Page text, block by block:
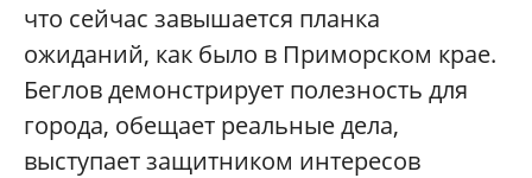
что сейчас завышается планка
ожиданий, как было в Приморском крае.
Беглов демонстрирует полезность для
города, обещает реальные дела,
выступает защитником интересов